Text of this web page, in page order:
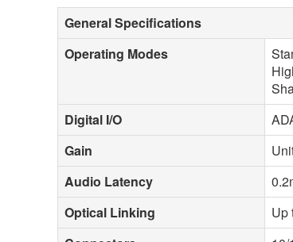
General Specifications
Operating Modes
Digital I/O
Gain
Audio Latency
Optical Linking
Up